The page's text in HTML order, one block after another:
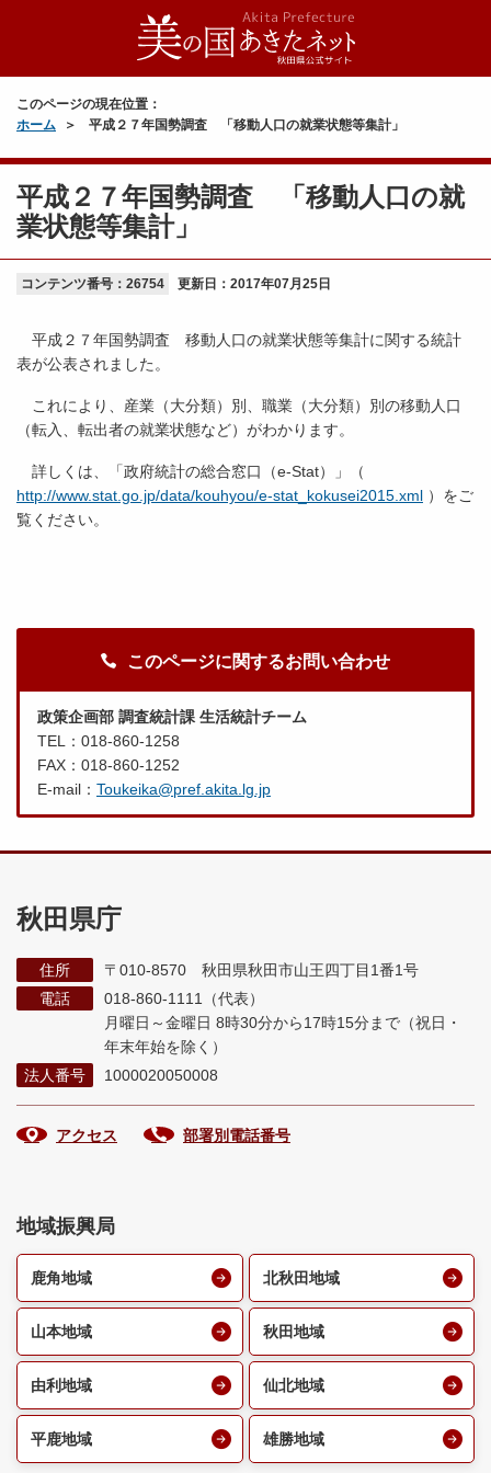
このページの現在位置：
ホーム
平成２７年国勢調査 「移動人口の就業状態等集計」
平成２７年国勢調査 「移動人口の就
業状態等集計」
コンテンツ番号：26754 更新日： 2017年07月25日
平成２７年国勢調査 移動人口の就業状態等集計に関する統計
表が公表されました。
これにより、産業（大分類）別、職業（大分類）別の移動人口
（転入、転出者の就業状態など）がわかります。
詳しくは、「政府統計の総合窓口（e-Stat）」（
http://www.stat.go.jp/data/kouhyou/e-stat_kokusei2015.xml ）をご
覧ください。
このページに関するお問い合わせ
政策企画部 調査統計課 生活統計チーム
TEL：018-860-1258
FAX：018-860-1252
E-mail： Toukeika@pref.akita.lg.jp
秋田県庁
住所
〒010-8570 秋田県秋田市山王四丁目1番1号
電話
018-860-1111（代表）
月曜日～金曜日 8時30分から17時15分まで （祝日・
年末年始を除く）
法人番号
1000020050008
アクセス 部署別電話番号
地域振興局
鹿角地域 北秋田地域
山本地域 秋田地域
由利地域 仙北地域
平鹿地域 雄勝地域